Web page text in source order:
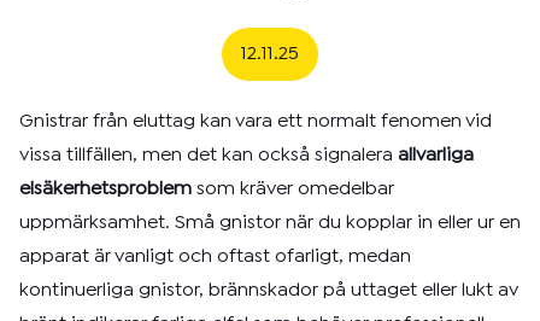
12.11.25
Gnistrar från eluttag kan vara ett normalt fenomen vid
vissa tillfällen, men det kan också signalera allvarliga
elsäkerhetsproblem som kräver omedelbar
uppmärksamhet. Små gnistor när du kopplar in eller ur en
apparat är vanligt och oftast ofarligt, medan
kontinuerliga gnistor, brännskador på uttaget eller lukt av